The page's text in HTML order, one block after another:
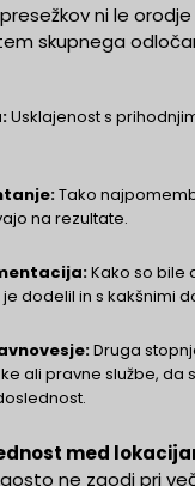
ni le orodje
skupnega
Usklajenost s
Tako
na rezultate.
Kako so bile
dodelil in s kakšnimi
Druga
ali pravne službe, da
med
ne zgodi pri